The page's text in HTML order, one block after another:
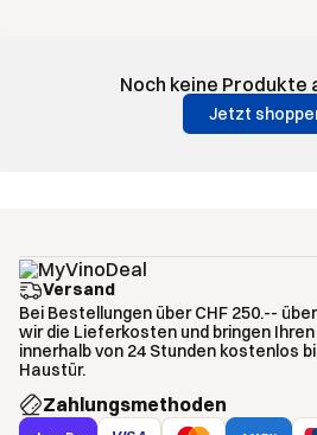
Noch keine Produkte
Jetzt
Versand
Bei Bestellungen über CHF 250.--
wir die Lieferkosten und bringen
innerhalb von 24 Stunden kostenlos
Haustür.
Zahlungsmethoden